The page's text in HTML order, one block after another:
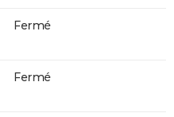
Fermé
Fermé